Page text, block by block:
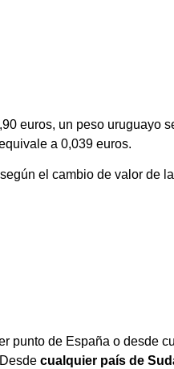
euros, un peso uruguayo
a 0,039 euros.
el cambio de valor de
punto de España o desde
cualquier país de